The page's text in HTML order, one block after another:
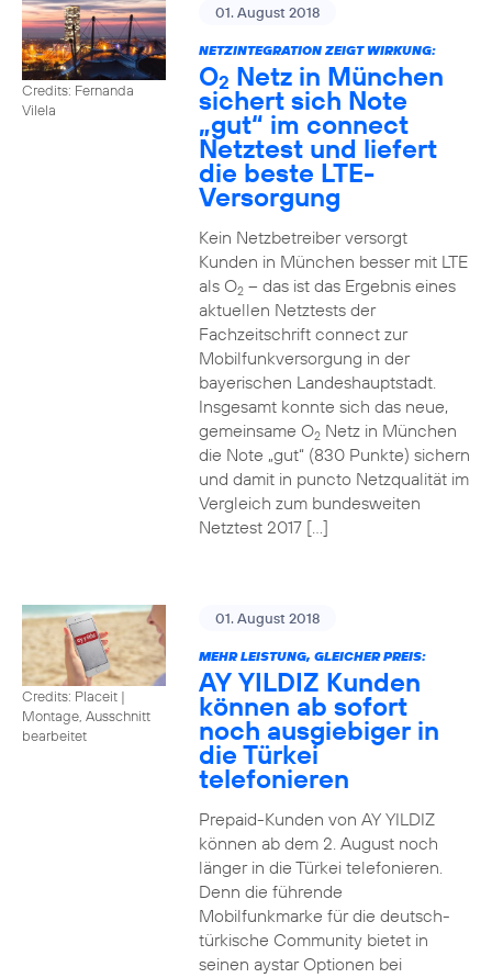
Credits: Fernanda
Vilela
01. August 2018
NETZINTEGRATION ZEIGT WIRKUNG:
O2 Netz in München
sichert sich Note
„gut“ im connect
Netztest und liefert
die beste LTE-
Versorgung
Kein Netzbetreiber versorgt
Kunden in München besser mit LTE
als O2– das ist das Ergebnis eines
aktuellen Netztests der
Fachzeitschrift connect zur
Mobilfunkversorgung in der
bayerischen Landeshauptstadt.
Insgesamt konnte sich das neue,
gemeinsame O2Netz in München
die Note „gut“ (830 Punkte) sichern
und damit in puncto Netzqualität im
Vergleich zum bundesweiten
Netztest 2017 […]
Credits: Placeit |
Montage, Ausschnitt
bearbeitet
01. August 2018
MEHR LEISTUNG, GLEICHER PREIS:
AY YILDIZ Kunden
können ab sofort
noch ausgiebiger in
die Türkei
telefonieren
Prepaid-Kunden von AY YILDIZ
können ab dem 2. August noch
länger in die Türkei telefonieren.
Denn die führende
Mobilfunkmarke für die deutsch-
türkische Community bietet in
seinen aystar Optionen bei